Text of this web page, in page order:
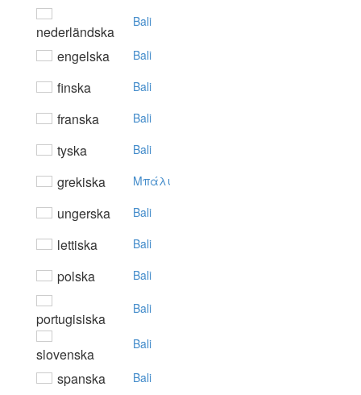
nederländska
Bali
engelska Bali
finska Bali
franska Bali
tyska Bali
grekiska Mπάλι
ungerska Bali
lettiska Bali
polska Bali
portugisiska
Bali
slovenska
Bali
spanska Bali